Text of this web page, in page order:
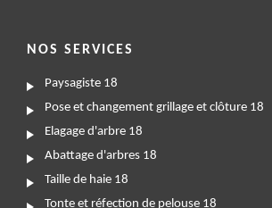
NOS SERVICES
Paysagiste 18
Pose et changement grillage et clôture 18
Elagage d'arbre 18
Abattage d'arbres 18
Taille de haie 18
Tonte et réfection de pelouse 18